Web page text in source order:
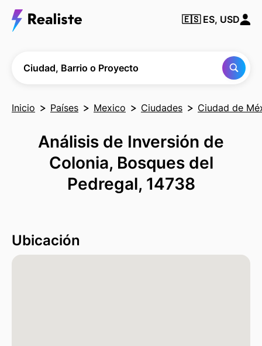
Encuentra
cualquier
🇪🇸 ES, USD
Ciudad, Barrio o Proyecto
Inicio Países Mexico Ciudades Ciudad de
Análisis de Inversión de
Colonia, Bosques del
Pedregal, 14738
Ubicación